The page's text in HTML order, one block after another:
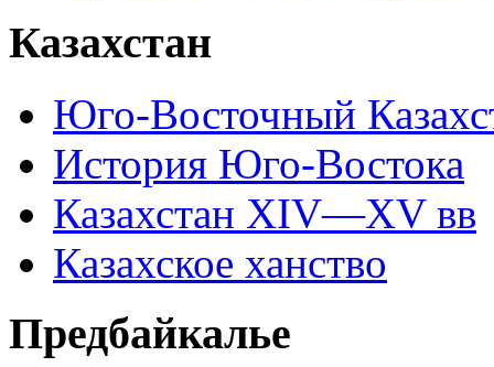
Казахстан
Юго-Восточный
История Юго-Востока
Казахстан XIV—XV вв
Казахское ханство
Предбайкалье